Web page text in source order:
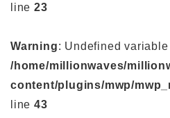
line 23
Warning: Undefined
/home/millionwaves/
content/plugins/mwp/
line 43